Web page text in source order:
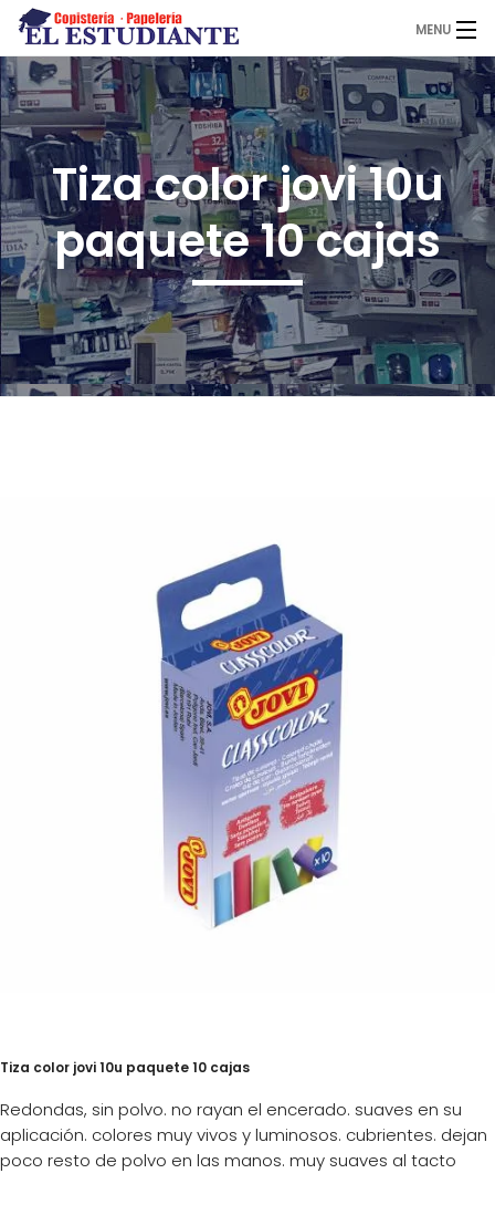
MENU
El Estudiante
Copistería
Papelería
Servicios
¡Imprimir!
Tiza color jovi 10u
paquete 10 cajas
Tiza color jovi 10u paquete 10 cajas
Redondas, sin polvo. no rayan el encerado. suaves en su
aplicación. colores muy vivos y luminosos. cubrientes. dejan
poco resto de polvo en las manos. muy suaves al tacto